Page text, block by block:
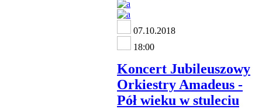
07.10.2018
18:00
Koncert Jubileuszowy
Orkiestry Amadeus -
Pół wieku w stuleciu